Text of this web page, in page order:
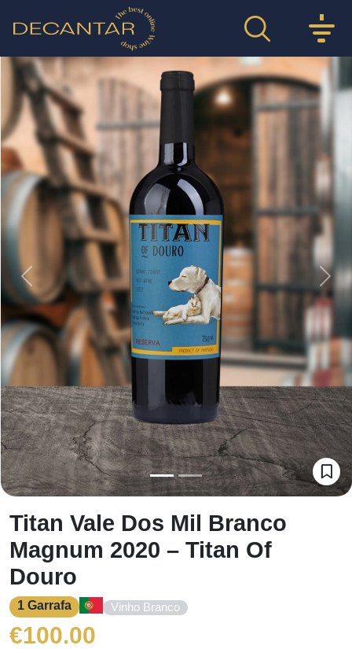
Previous
Titan Vale Dos Mil Branco
Magnum 2020 – Titan Of
Douro
1 Garrafa Vinho Branco
€100.00